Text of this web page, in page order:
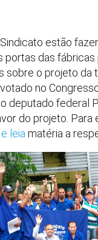
estão
portas das
sobre o projeto da
no
deputado federal
do projeto. Para
leia matéria a